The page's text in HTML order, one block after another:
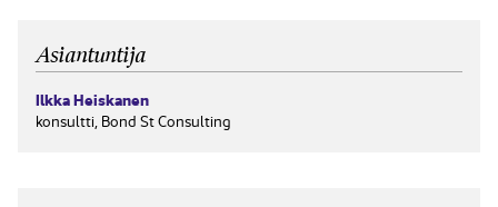
Asiantuntija
Ilkka Heiskanen
konsultti, Bond St Consulting